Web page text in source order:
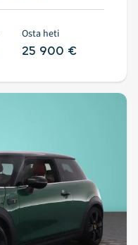
Osta heti
25 900 €